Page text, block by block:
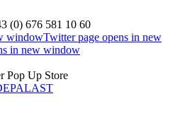
(0) 676 581 10 60
windowTwitter page opens in new
in new window
Pop Up Store